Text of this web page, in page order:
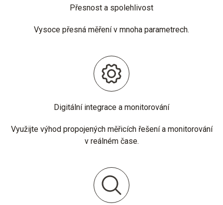
Přesnost a spolehlivost
Vysoce přesná měření v mnoha parametrech.
Digitální integrace a monitorování
Využijte výhod propojených měřicích řešení a monitorování
v reálném čase.